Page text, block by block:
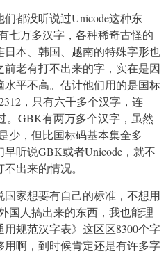
都没听说过Unicode这种东
七万多汉字，各种稀奇古怪的
日本、韩国、越南的特殊字形也
前老有打不出来的字，实在是因
水平不高。估计他们用的是国标
，只有六千多个汉字，连
。GBK有两万多个汉字，虽然
少，但比国标码基本集全多
早听说GBK或者Unicode，就不
出来的情况。
国家想要有自己的标准，不想用
国人搞出来的东西，我也能理
用规范汉字表》这区区8300个字
用啊，到时候肯定还是有许多字